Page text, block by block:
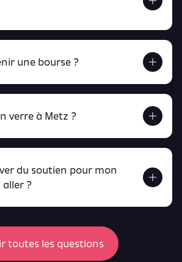
tout ça en cliquant ici !
une bourse ?
ces infos ici.
verre à Metz ?
peux
du soutien pour mon
aller ?
toutes les questions